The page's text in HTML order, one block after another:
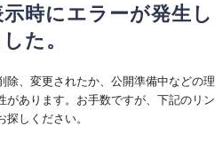
時にエラーが発生し
た。
除、変更されたか、公開準備中などの理
があります。お手数ですが、下記のリン
探しください。